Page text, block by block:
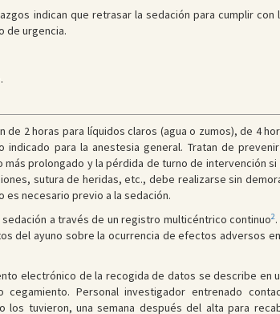
indican que retrasar la sedación para cumplir con
de urgencia.
2 horas para líquidos claros (agua o zumos), de 4
indicado para la anestesia general. Tratan de
prolongado y la pérdida de turno de intervención si
sutura de heridas, etc., debe realizarse sin
es necesario previo a la sedación.
a través de un registro multicéntrico continuo2
del ayuno sobre la ocurrencia de efectos adversos
electrónico de la recogida de datos se describe en
Personal investigador entrenado
tuvieron, una semana después del alta para